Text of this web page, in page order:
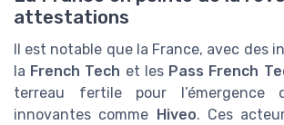
attestations
Il est notable que la France, avec des
la French Tech et les Pass French
terreau fertile pour l’émergence
innovantes comme Hiveo. Ces